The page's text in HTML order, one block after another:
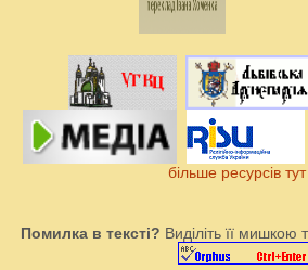
більше ресурсів
Помилка в тексті? Виділіть її мишкою